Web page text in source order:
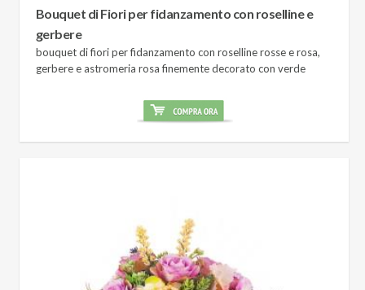
Bouquet di Fiori per fidanzamento con roselline e
gerbere
bouquet di fiori per fidanzamento con roselline rosse e rosa,
gerbere e astromeria rosa finemente decorato con verde